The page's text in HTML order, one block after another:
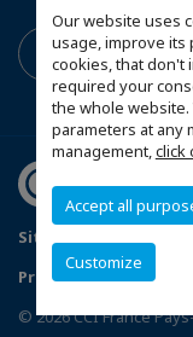
Our website uses
usage, improve its
cookies, that don't
required your
the whole website.
parameters at any
management,click
Accept all
Customize
Sitemap
Privacyverklaring
© 2026 CCI France